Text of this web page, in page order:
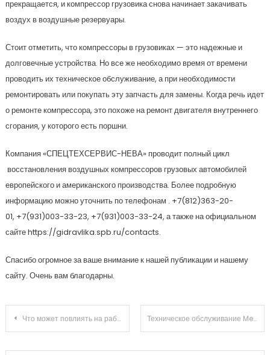
прекращается, и компрессор грузовика снова начинает закачивать
воздух в воздушные резервуары.
Стоит отметить, что компрессоры в грузовиках — это надежные и
долговечные устройства. Но все же необходимо время от времени
проводить их техническое обслуживание, а при необходимости
ремонтировать или покупать эту запчасть для замены. Когда речь идет
о ремонте компрессора, это похоже на ремонт двигателя внутреннего
сгорания, у которого есть поршни.
Компания «СПЕЦТЕХСЕРВИС-НЕВА» проводит полный цикл
восстановления воздушных компрессоров грузовых автомобилей
европейского и американского производства. Более подробную
информацию можно уточнить по телефонам . +7(812)363-20-
01, +7(931)003-33-23, +7(931)003-33-24, а также на официальном
сайте https://gidravlika.spb.ru/contacts.
Спасибо огромное за ваше внимание к нашей публикации и нашему
сайту. Очень вам благодарны.
Навигация
Что может повлиять на работоспособность автомобиля? Техническое обслуживание Mercedes Benz